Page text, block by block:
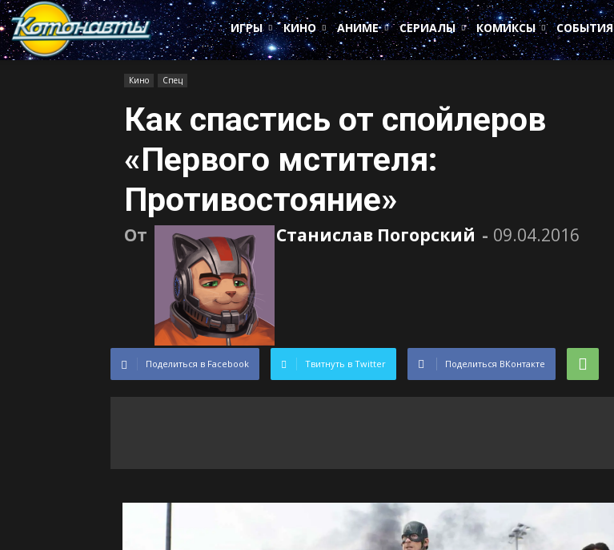
Котонавты
ИГРЫ
КИНО АНИМЕ СЕРИАЛЫ КОМИКСЫ СОБЫТИЯ
Кино Спец
Как спастись от спойлеров
«Первого мстителя:
Противостояние»
От Станислав Погорский - 09.04.2016
Поделиться в Facebook Твитнуть в Twitter Поделиться ВКонтакте